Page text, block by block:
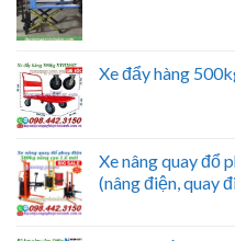
Xe đẩy hàng
Xe nâng quay đổ
(nâng điện, quay